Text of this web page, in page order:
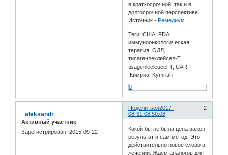
в краткосрочной, так и в
долгосрочной перспективе.
Источник -Ремедиум
Теги: США, FDA,
иммуноонкологическая
терапия, ОЛЛ,
тисагенлеклейсел-T,
tisagenlecleucel-T, CAR-T,
,Кимриа, Kymriah
0
Поделиться 2
2017-
08-31 08:50:08
_aleksandr
Активный участник
Зарегистрирован: 2015-09-22
Какой бы не была цена важен
результат и сам метод. Это
действительно новое слово в
лечении. Ждем аналогов для